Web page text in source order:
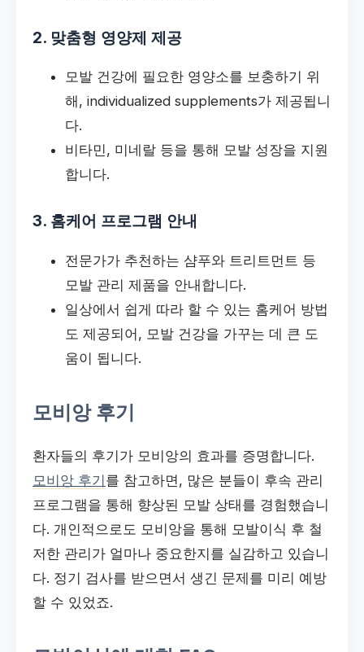
2. 맞춤형 영양제 제공
모발 건강에 필요한 영양소를 보충하기 위
해, individualized supplements가 제공됩니
다.
비타민, 미네랄 등을 통해 모발 성장을 지원
합니다.
3. 홈케어 프로그램 안내
전문가가 추천하는 샴푸와 트리트먼트 등
모발 관리 제품을 안내합니다.
일상에서 쉽게 따라 할 수 있는 홈케어 방법
도 제공되어, 모발 건강을 가꾸는 데 큰 도
움이 됩니다.
모비앙 후기
환자들의 후기가 모비앙의 효과를 증명합니다.
모비앙 후기를 참고하면, 많은 분들이 후속 관리
프로그램을 통해 향상된 모발 상태를 경험했습니
다. 개인적으로도 모비앙을 통해 모발이식 후 철
저한 관리가 얼마나 중요한지를 실감하고 있습니
다. 정기 검사를 받으면서 생긴 문제를 미리 예방
할 수 있었죠.